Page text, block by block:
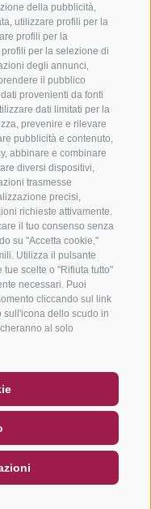
della pubblicità,
utilizzare profili per la
profili per la
per la selezione di
degli annunci,
il pubblico
provenienti da fonti
dati limitati per la
prevenire e rilevare
pubblicità e contenuto,
abbinare e combinare
diversi dispositivi,
trasmesse
precisi,
richieste attivamente.
il tuo consenso senza
su "Accetta cookie,"
Utilizza il pulsante
scelte o "Rifiuta tutto"
necessari. Puoi
cliccando sul link
sull'icona dello scudo in
al solo
METEO